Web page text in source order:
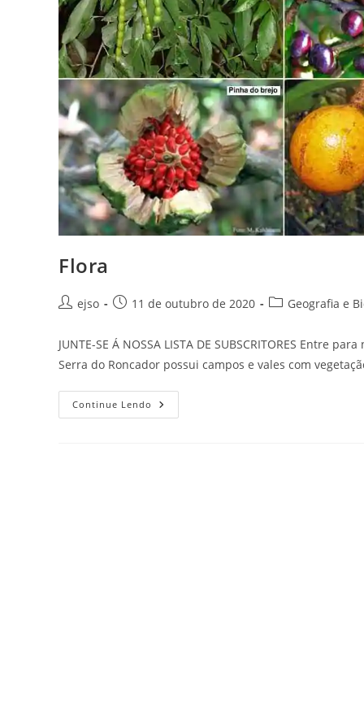
Flora
Autorejso
Post11 de outubro de 2020
Categoria
Geografia e
JUNTE-SE Á NOSSA LISTA DE SUBSCRITORES Entre
Serra do Roncador possui campos e vales com
Continue Lendo Flora